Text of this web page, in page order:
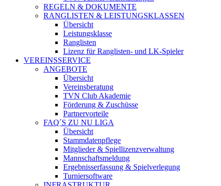
REGELN & DOKUMENTE
RANGLISTEN & LEISTUNGSKLASSEN
Übersicht
Leistungsklasse
Ranglisten
Lizenz für Ranglisten- und LK-Spieler
VEREINSSERVICE
ANGEBOTE
Übersicht
Vereinsberatung
TVN Club Akademie
Förderung & Zuschüsse
Partnervorteile
FAQ´S ZU NU LIGA
Übersicht
Stammdatenpflege
Mitglieder & Spiellizenzverwaltung
Mannschaftsmeldung
Ergebnisserfassung & Spielverlegung
Turniersoftware